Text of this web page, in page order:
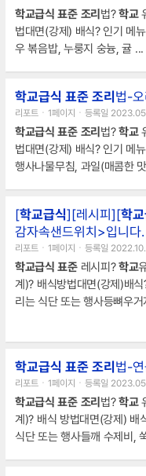
에 데친 후 찬물로 헹군다.2.
망과 양파는 약간 두껍게 채
학교급식 표준 조리 법?학교
법대면(강제) 배식? 인기 메
우 볶음밥, 누룽지 숭늉, 귤
븐에 살짝 찐다.2. 조랑떡은
순대, 떡 순으로 끼운다.4. 산
추장소스를 끓여서 꼬치에
학교급식 표준 조리 법-
리포트ㆍ1페이지ㆍ등록일
학교급식 표준 조리 법?학교
법대면(강제) 배식? 인기 메
행사나물무침, 과일(매콤한
탕, 연 겨자분을 넣고 농도와
5. 배식 바로 전에 닭, 떡, 상
는참고 사항
[학교급식][레시피][학
감자속샌드위치>입니다.
리포트ㆍ1페이지ㆍ등록일
학교급식 표준레시피?학교
계)? 배식방법대면(강제)배
리는 식단 또는 행사등뼈우
학교급식 표준 조리 법-
리포트ㆍ1페이지ㆍ등록일
학교급식 표준 조리 법?학교
계)? 배식 방법대면(강제) 배
식단 또는 행사들깨 수제비,